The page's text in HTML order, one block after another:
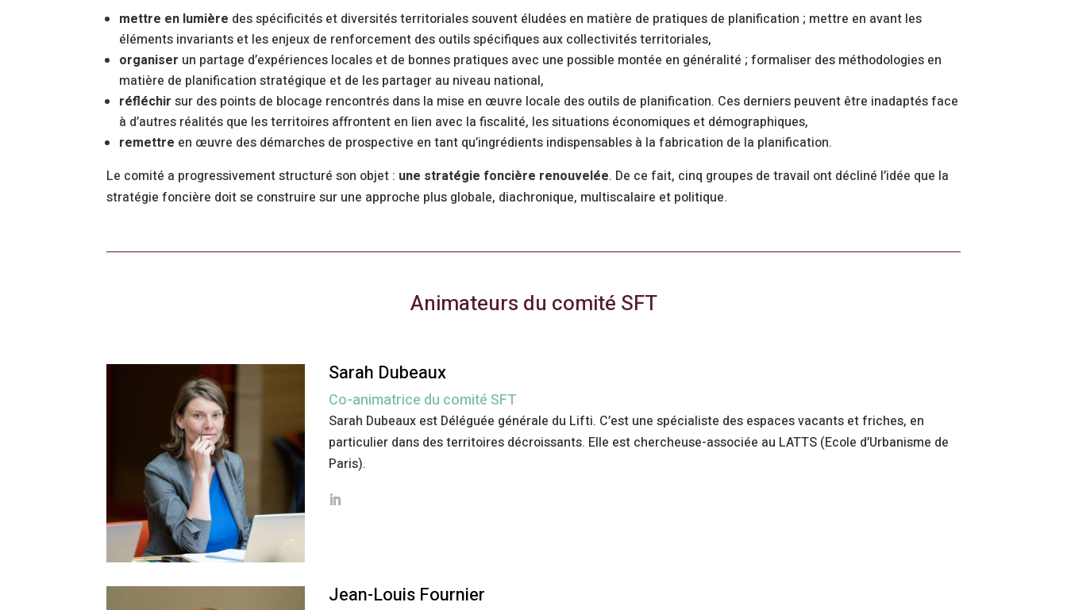
mettre en lumière des spécificités et diversités territoriales souvent éludées en matière de pratiques de planification ; mettre en avant les
éléments invariants et les enjeux de renforcement des outils spécifiques aux collectivités territoriales,
organiser un partage d’expériences locales et de bonnes pratiques avec une possible montée en généralité ; formaliser des méthodologies en
matière de planification stratégique et de les partager au niveau national,
réfléchir sur des points de blocage rencontrés dans la mise en œuvre locale des outils de planification. Ces derniers peuvent être inadaptés face
à d’autres réalités que les territoires affrontent en lien avec la fiscalité, les situations économiques et démographiques,
remettre en œuvre des démarches de prospective en tant qu’ingrédients indispensables à la fabrication de la planification.
Le comité a progressivement structuré son objet : une stratégie foncière renouvelée. De ce fait, cinq groupes de travail ont décliné l’idée que la
stratégie foncière doit se construire sur une approche plus globale, diachronique, multiscalaire et politique.
Animateurs du comité SFT
Sarah Dubeaux
Co-animatrice du comité SFT
Sarah Dubeaux est Déléguée générale du Lifti. C’est une spécialiste des espaces vacants et friches, en
particulier dans des territoires décroissants. Elle est chercheuse-associée au LATTS (Ecole d’Urbanisme de
Paris).
Jean-Louis Fournier